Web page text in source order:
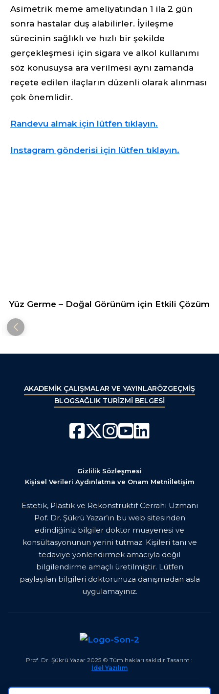
Asimetrik meme ameliyatından 1 ila 2 gün
sonra hastalar duş alabilirler. İyileşme
sürecinin sağlıklı ve hızlı bir şekilde
gerçekleşmesi için sigara ve alkol kullanımı
söz konusuysa ara verilmesi aynı zamanda
reçete edilen ilaçların düzenli olarak alınması
çok önemlidir.
Randevu almak için lütfen tıklayın.
Instagram gönderisi için lütfen tıklayın.
Yüz Germe – Doğal Görünüm için Etkili Çözüm
AKADEMİK ÇALIŞMALAR VE YAYINLARÖZGEÇMİŞ
BLOGSAĞLIK TURİZMİ BELGESİ
Gizlilik Sözleşmesi
Kişisel Verileri Aydınlatma ve Onam Metniİletişim
Estetik, Plastik ve Rekonstrüktif Cerrahi Uzmanı
Pof. Dr. Şükrü Yazar’ın bu web sitesinden
edindiğiniz bilgiler doktor muayenesi ve
konsültasyonunun yerini tutmaz. Kişileri tanı ve
tedaviye yönlendirmek amacıyla değil
bilgilendirme amaçlı üretilmiştir. Lütfen
paylaşılan bilgileri doktorunuza danışmadan asla
uygulamayınız.
Prof. Dr. Şükrü Yazar 2025 © Tüm hakları saklıdır.Tasarım :
İdel Yazılım